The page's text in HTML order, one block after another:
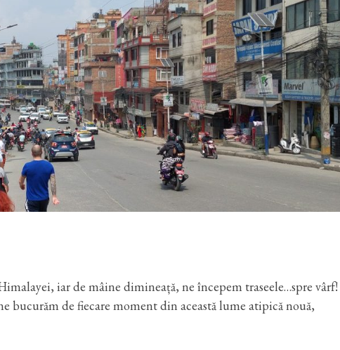
iar de mâine dimineață, ne începem traseele…spre
bucurăm de fiecare moment din această lume atipică nouă,